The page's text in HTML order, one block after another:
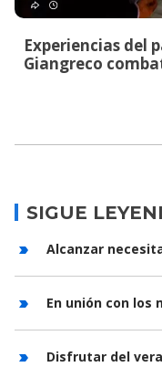
Experiencias del
Giangreco
SIGUE
Alcanzar
En unión con los
Disfrutar del